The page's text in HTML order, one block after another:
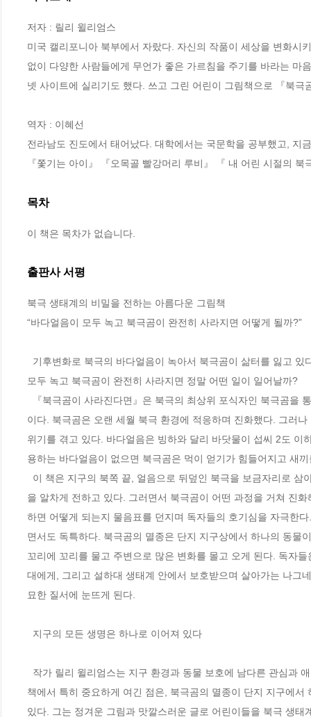
저자 : 릴리 윌리엄스
미국 캘리포니아 북부에서 자랐다. 자신의 작품이 세상을 변화시
없이 다양한 사람들에게 무언가 좋은 가르침을 주기를 바라는 마
넷 사이트에 실리기도 했다. 쓰고 그린 어린이 그림책으로 『북
역자 : 이혜선
전라남도 진도에서 태어났다. 대학에서는 국문학을 공부했고, 지
『쫓기는 아이』 『오목골 빨강머리 루비』 『 내 어린 시절의 북
목차
이 책은 목차가 없습니다.
출판사 서평
북극 생태계의 비밀을 전하는 아름다운 그림책
“바다얼음이 모두 녹고 북극곰이 완전히 사라지면 어떻게 될까?”
모두 녹고 북극곰이 완전히 사라지면 정말 어떤 일이 일어날까?
이다. 북극곰은 오랜 세월 북극 환경에 적응하며 진화했다. 그러
위기를 겪고 있다. 바다얼음은 빙하와 달리 바닷물이 섭씨 2도
용하는 바다얼음이 없으면 북극곰은 먹이 얻기가 힘들어지고 새
을 알차게 전하고 있다. 그러면서 북극곰이 어떤 과정을 거쳐 진
하면 어떻게 되는지 물음표를 던지며 독자들의 호기심을 자극한
면서도 독특하다. 북극곰의 멸종은 단지 지구상에서 하나의 동물
꼬리에 꼬리를 물고 주변으로 많은 변화를 몰고 오게 된다. 독자
대에게, 그리고 설하대 생태계 안에서 보호받으며 살아가는 나그
묘한 질서에 눈뜨게 된다.
책에서 특히 중요하게 여긴 점은, 북극곰의 멸종이 단지 지구에
있다. 그는 정겨운 그림과 맛깔스러운 글로 어린이들을 북극 생